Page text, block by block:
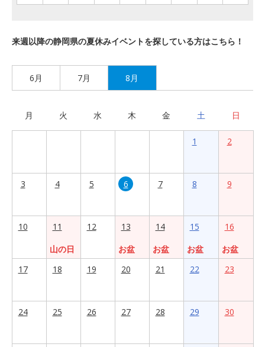
来週以降の静岡県の夏休みイベントを探している方はこちら！
6月 7月 8月
月 火 水 木 金 土 日
1 2
3 4 5 6 7 8 9
10
11
山の日
12
13
お盆
14
お盆
15
お盆
16
お盆
17
18 19 20 21 22 23
24 25 26 27 28 29 30